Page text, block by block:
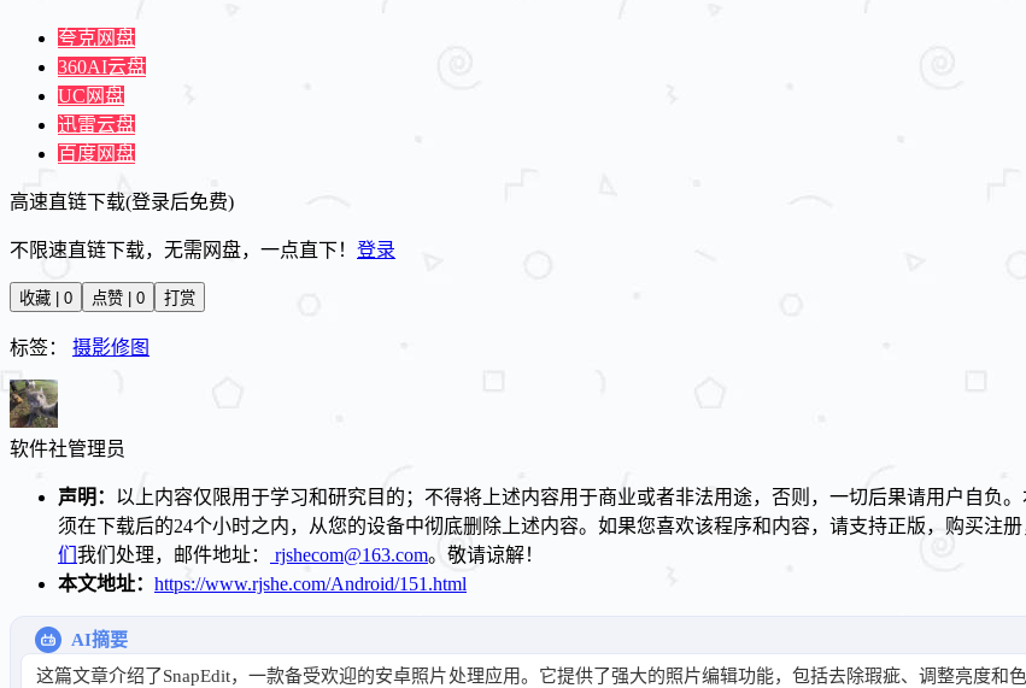
夸克网盘
360AI云盘
UC网盘
迅雷云盘
百度网盘
高速直链下载(登录后免费)
不限速直链下载，无需网盘，一点直下！ 登录
收藏 | 0 点赞 | 0 打赏
标签： 摄影修图
软件社管理员
声明： 以上内容仅限用于学习和研究目的；不得将上述内容用于商业或者非法用途，否则，一切后果请用户自负
须在下载后的24个小时之内，从您的设备中彻底删除上述内容。如果您喜欢该程序和内容，请支持正版，购买注
们 我们处理，邮件地址： rjshecom@163.com。敬请谅解！
本文地址： https://www.rjshe.com/Android/151.html
AI摘要
这篇文章介绍了SnapEdit，一款备受欢迎的安卓照片处理应用。它提供了强大的照片编辑功能，包括去除瑕疵、调整亮度和